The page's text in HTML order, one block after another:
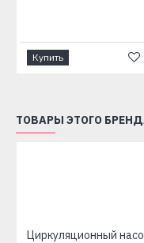
Купить
ТОВАРЫ ЭТОГО